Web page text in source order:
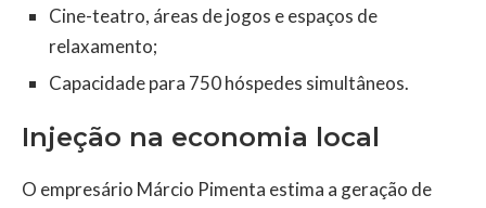
Cine-teatro, áreas de jogos e espaços de
relaxamento;
Capacidade para 750 hóspedes simultâneos.
Injeção na economia local
O empresário Márcio Pimenta estima a geração de